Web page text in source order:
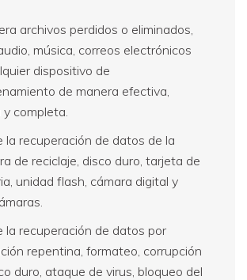
archivos perdidos o eliminados,
música, correos electrónicos
dispositivo de
de manera efectiva,
completa.
la recuperación de datos de la
de reciclaje, disco duro, tarjeta de
unidad flash, cámara digital y
la recuperación de datos por
repentina, formateo, corrupción
duro, ataque de virus, bloqueo del